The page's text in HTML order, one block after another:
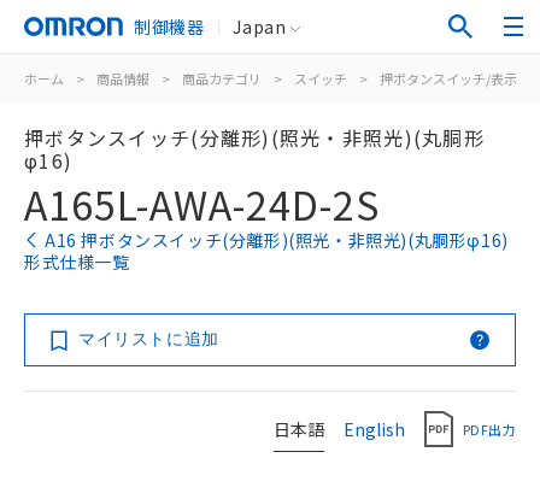
制御機器 Japan
ホーム > 商品情報 > 商品カテゴリ > スイッチ > 押ボタンスイッチ/表示灯
押ボタンスイッチ(分離形)(照光・非照光)(丸胴形
φ16)
A165L-AWA-24D-2S
A16 押ボタンスイッチ(分離形)(照光・非照光)(丸胴形φ16)
形式仕様一覧
マイリストに追加
日本語 English PDF出力